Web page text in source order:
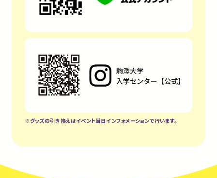
※グッズの引き換えはイベント当日インフォメーションで行います。